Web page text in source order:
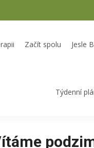
Začít spolu Jesle
Týdenní
Školka Bedrníček